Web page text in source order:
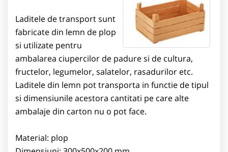
Laditele de transport sunt
fabricate din lemn de plop
si utilizate pentru
ambalarea ciupercilor de padure si de cultura,
fructelor, legumelor, salatelor, rasadurilor etc.
Laditele din lemn pot transporta in functie de tipul
si dimensiunile acestora cantitati pe care alte
ambalaje din carton nu o pot face.
Material: plop